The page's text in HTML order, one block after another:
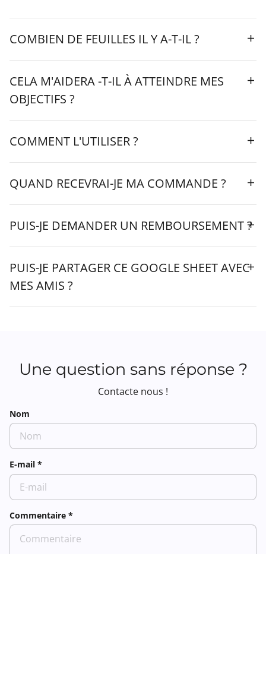
COMBIEN DE FEUILLES IL Y A-T-IL ?
CELA M'AIDERA -T-IL À ATTEINDRE MES
OBJECTIFS ?
COMMENT L'UTILISER ?
QUAND RECEVRAI-JE MA COMMANDE ?
PUIS-JE DEMANDER UN REMBOURSEMENT ?
PUIS-JE PARTAGER CE GOOGLE SHEET AVEC
MES AMIS ?
Une question sans réponse ?
Contacte nous !
Nom
E-mail *
Commentaire *